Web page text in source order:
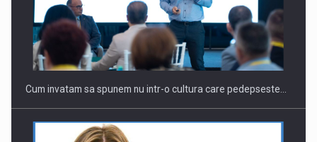
Cum invatam sa spunem nu intr-o cultura care pedepseste…